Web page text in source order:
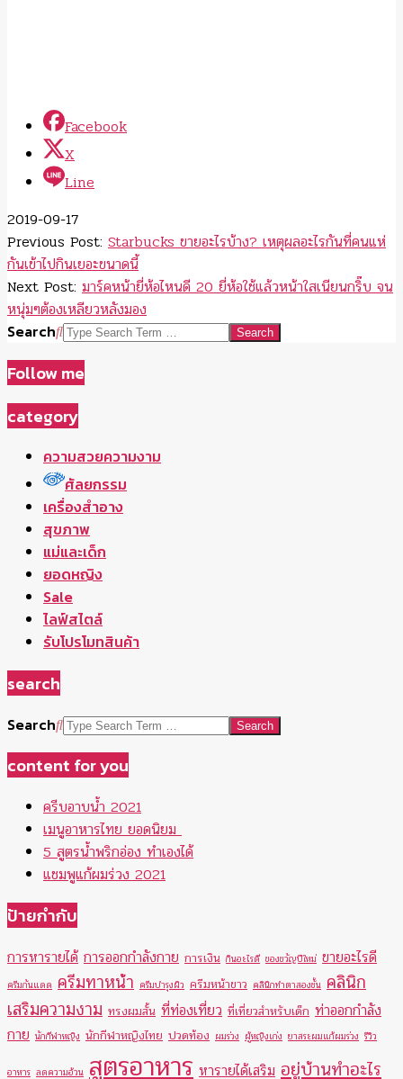
Facebook
X
Line
2019-09-17
Previous Post: Starbucks ขายอะไรบ้าง? เหตุผลอะไรกันที่คนแห่
กันเข้าไปกินเยอะขนาดนี้
Next Post: มาร์คหน้ายี่ห้อไหนดี 20 ยี่ห้อใช้แล้วหน้าใสเนียนกริ๊บ จน
หนุ่มๆต้องเหลียวหลังมอง
Search
Follow me
category
ความสวยความงาม
ศัลยกรรม
เครื่องสำอาง
สุขภาพ
แม่และเด็ก
ยอดหญิง
Sale
ไลฟ์สไตล์
รับโปรโมทสินค้า
search
Search
content for you
ครีบอาบน้ำ 2021
เมนูอาหารไทย ยอดนิยม
5 สูตรน้ำพริกอ่อง ทำเองได้
แชมพูแก้ผมร่วง 2021
ป้ายกำกับ
การหารายได้ การออกกำลังกาย การเงิน กินอะไรดี ของขวัญปีใหม่ ขายอะไรดี
ครีมกันแดด ครีมทาหน้า ครีมบำรุงผิว ครีมหน้าขาว คลินิกทำตาสองชั้น คลินิก
เสริมความงาม ทรงผมสั้น ที่ท่องเที่ยว ที่เที่ยวสำหรับเด็ก ท่าออกกำลัง
กาย นักกีฬาหญิง นักกีฬาหญิงไทย ปวดท้อง ผมร่วง ผู้หญิงเก่ง ยาสระผมแก้ผมร่วง รีวิว
อาหาร ลดความอ้วน สูตรอาหาร หารายได้เสริม อยู่บ้านทำอะไร